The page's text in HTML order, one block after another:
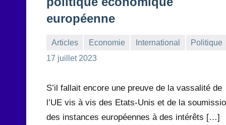
européenne
Articles Economie International
Politique
17 juillet 2023
la
Aucun
S’il fallait encore une preuve de la vassalité de
l’UE vis à vis des Etats-Unis et de la
des instances européennes à des intérêts […]